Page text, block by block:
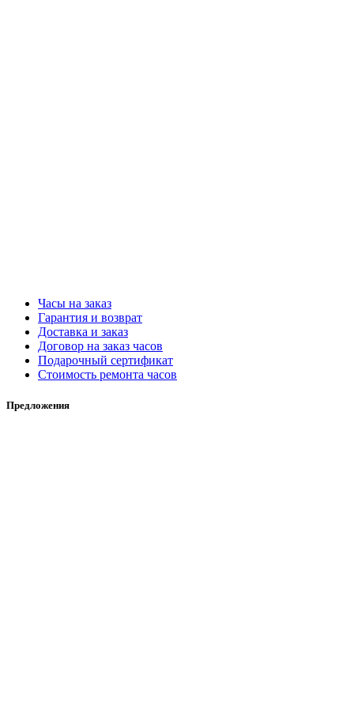
Часы на заказ
Гарантия и возврат
Доставка и заказ
Договор на заказ часов
Подарочный сертификат
Стоимость ремонта часов
Предложения